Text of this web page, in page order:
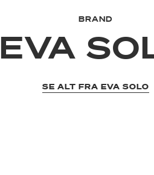
BRAND
EVA
SE ALT FRA EVA SOLO